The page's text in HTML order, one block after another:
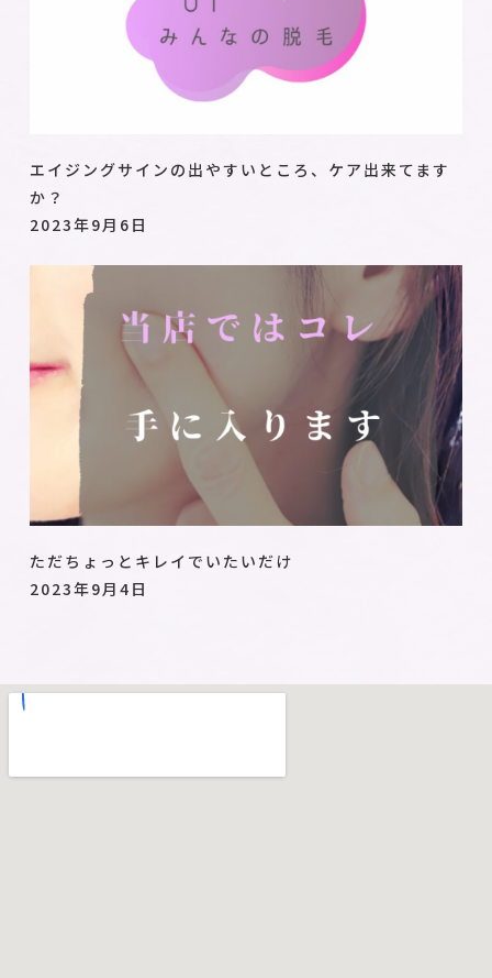
エイジングサインの出やすいところ、ケア出来てます
か？
2023年9月6日
ただちょっとキレイでいたいだけ
2023年9月4日